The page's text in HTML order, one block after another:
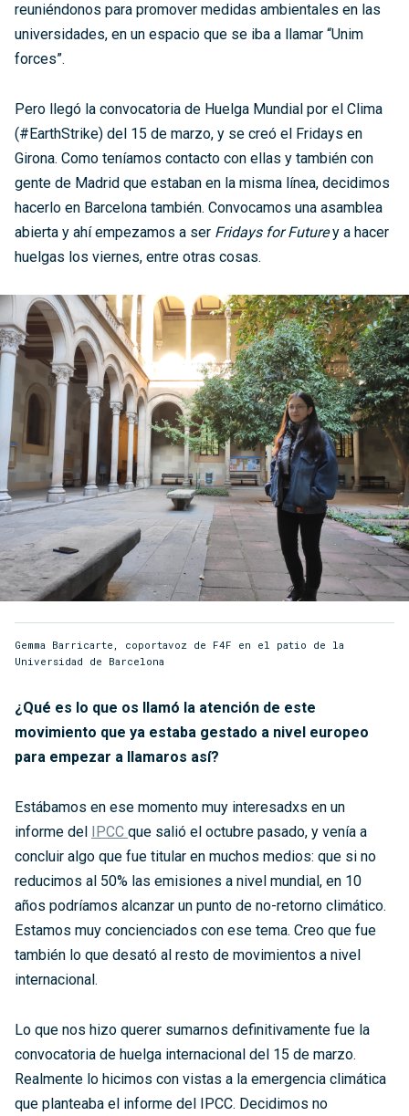
reuniéndonos para promover medidas ambientales en las
universidades, en un espacio que se iba a llamar “Unim
forces”.
Pero llegó la convocatoria de Huelga Mundial por el Clima
(#EarthStrike) del 15 de marzo, y se creó el Fridays en
Girona. Como teníamos contacto con ellas y también con
gente de Madrid que estaban en la misma línea, decidimos
hacerlo en Barcelona también. Convocamos una asamblea
abierta y ahí empezamos a ser Fridays for Futurey a hacer
huelgas los viernes, entre otras cosas.
Gemma Barricarte, coportavoz de F4F en el patio de la
Universidad de Barcelona
¿Qué es lo que os llamó la atención de este
movimiento que ya estaba gestado a nivel europeo
para empezar a llamaros así?
Estábamos en ese momento muy interesadxs en un
informe del IPCC que salió el octubre pasado, y venía a
concluir algo que fue titular en muchos medios: que si no
reducimos al 50% las emisiones a nivel mundial, en 10
años podríamos alcanzar un punto de no-retorno climático.
Estamos muy concienciados con ese tema. Creo que fue
también lo que desató al resto de movimientos a nivel
internacional.
Lo que nos hizo querer sumarnos definitivamente fue la
convocatoria de huelga internacional del 15 de marzo.
Realmente lo hicimos con vistas a la emergencia climática
que planteaba el informe del IPCC. Decidimos no